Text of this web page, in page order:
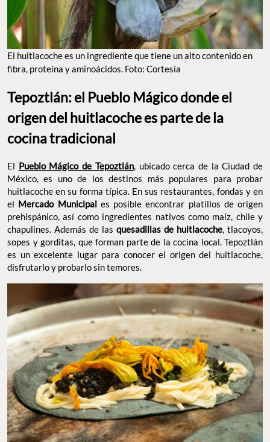
El huitlacoche es un ingrediente que tiene un alto contenido en
fibra, proteína y aminoácidos. Foto: Cortesía
Tepoztlán: el Pueblo Mágico donde el
origen del huitlacoche es parte de la
cocina tradicional
El Pueblo Mágico de Tepoztlán, ubicado cerca de la Ciudad de
México, es uno de los destinos más populares para probar
huitlacoche en su forma típica. En sus restaurantes, fondas y en
el Mercado Municipal es posible encontrar platillos de origen
prehispánico, así como ingredientes nativos como maíz, chile y
chapulines. Además de las quesadillas de huitlacoche, tlacoyos,
sopes y gorditas, que forman parte de la cocina local. Tepoztlán
es un excelente lugar para conocer el origen del huitlacoche,
disfrutarlo y probarlo sin temores.